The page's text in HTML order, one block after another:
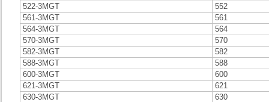
522-3MGT
552
561-3MGT
561
564-3MGT
564
570-3MGT
570
582-3MGT
582
588-3MGT
588
600-3MGT
600
621-3MGT
621
630-3MGT
630